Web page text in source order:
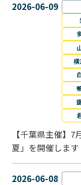
2026-06-09
横
【千葉県主催】
夏」を開催します
2026-06-08